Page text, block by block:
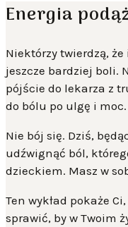
Energia
Niektórzy twierdzą,
jeszcze bardziej boli.
pójście do lekarza z
do bólu po ulgę i
Nie bój się. Dziś,
udźwignąć ból,
dzieckiem. Masz w
Ten wykład pokaże
sprawić, by w Twoim